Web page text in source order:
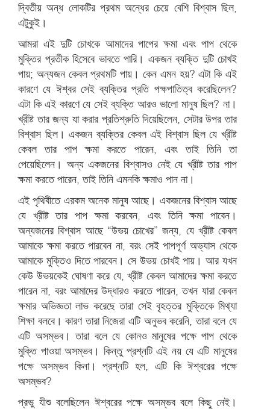
দ্বিতীয় অন্ধ লোকটির প্রথম অন্ধের চেয়ে বেশি বিশ্বাস ছিল,
এটুকুই।
আমরা এই দুটি চোখকে আমাদের পাপের ক্ষমা এবং পাপ থেকে
মুক্তির প্রতীক হিসেবে ভাবতে পারি। একজন ব্যক্তি দুটি চোখই
পায়; অন্যজন কেবল প্রথমটি পায়। কেন এমন হয়? এটা কি এই
কারণে যে ঈশ্বর সেই ব্যক্তির প্রতি পক্ষপাতিত্ব করেছিলেন?
এটা কি এই কারণে যে সেই ব্যক্তি আরও ভালো মানুষ ছিল? না।
খ্রীষ্ট তার জন্য যা করার প্রতিশ্রুতি দিয়েছিলেন, সেটার উপর তার
বিশ্বাস ছিল। একজন ব্যক্তির কেবল এই বিশ্বাস ছিল যে খ্রীষ্ট
কেবল তার পাপ ক্ষমা করতে পারেন, এবং তাই তিনি তা
পেয়েছিলেন। অন্য একজনের বিশ্বাসও নেই যে খ্রীষ্ট তার পাপ
ক্ষমা করতে পারেন, তাই তিনি এমনকি ক্ষমাও পান না।
এই পৃথিবীতে এরকম অনেক মানুষ আছে। একজনের বিশ্বাস আছে
যে খ্রীষ্ট তার পাপ ক্ষমা করবেন, এবং তিনি ক্ষমা পাবেন।
অন্যজনের বিশ্বাস আছে “উভয় চোখের” জন্য, যে খ্রীষ্ট কেবল
আমাকে ক্ষমা করতে পারবেন না, বরং সেই পাপপূর্ণ অভ্যাস থেকে
আমাকে মুক্তিও দিতে পারবেন। সে উভয় চোখই পায়। আর যখন
কেউ উভয়কেই ঘোষণা করে যে, খ্রীষ্ট কেবল আমাদের ক্ষমা করতে
পারেন না, বরং আমাদের উদ্ধারও করতে পারেন, তখন যারা কেবল
ক্ষমার অভিজ্ঞতা লাভ করেছে তারা সেই বৃহত্তর মুক্তিকে মিথ্যা
শিক্ষা বলবে। কারণ তারা নিজেরা এটি অনুভব করেনি, তারা বলে যে
এটি অসম্ভব। তারা বলে যে কোনও মানুষের পক্ষে পাপ থেকে
মুক্তি পাওয়া অসম্ভব। কিন্তু প্রশ্নটি এই নয় যে এটি মানুষের
পক্ষে অসম্ভব কিনা। প্রশ্নটি হল, এটি কি ঈশ্বরের পক্ষে
অসম্ভব?
প্রভু যীশু বলেছিলেন ঈশ্বরের পক্ষে অসম্ভব বলে কিছু নেই।